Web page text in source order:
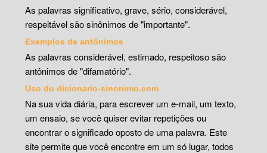
As palavras significativo, grave, sério, considerável,
respeitável são sinônimos de "importante".
Exemplos de antônimos
As palavras considerável, estimado, respeitoso são
antônimos de "difamatório".
Uso do dicionario-sinonimo.com
Na sua vida diária, para escrever um e-mail, um texto,
um ensaio, se você quiser evitar repetições ou
encontrar o significado oposto de uma palavra. Este
site permite que você encontre em um só lugar, todos